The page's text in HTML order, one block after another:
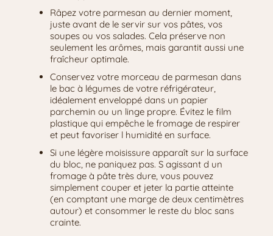
Râpez votre parmesan au dernier moment,
juste avant de le servir sur vos pâtes, vos
soupes ou vos salades. Cela préserve non
seulement les arômes, mais garantit aussi une
fraîcheur optimale.
Conservez votre morceau de parmesan dans
le bac à légumes de votre réfrigérateur,
idéalement enveloppé dans un papier
parchemin ou un linge propre. Évitez le film
plastique qui empêche le fromage de respirer
et peut favoriser l humidité en surface.
Si une légère moisissure apparaît sur la surface
du bloc, ne paniquez pas. S agissant d un
fromage à pâte très dure, vous pouvez
simplement couper et jeter la partie atteinte
(en comptant une marge de deux centimètres
autour) et consommer le reste du bloc sans
crainte.